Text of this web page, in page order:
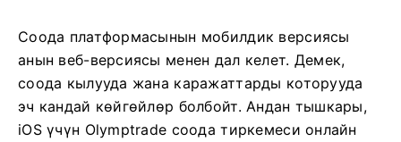
Соода платформасынын мобилдик версиясы
анын веб-версиясы менен дал келет. Демек,
соода кылууда жана каражаттарды которууда
эч кандай көйгөйлөр болбойт. Андан тышкары,
iOS үчүн Olymptrade соода тиркемеси онлайн